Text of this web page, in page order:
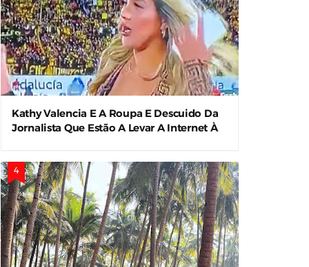
Kathy Valencia E A Roupa E Descuido Da
Jornalista Que Estão A Levar A Internet À